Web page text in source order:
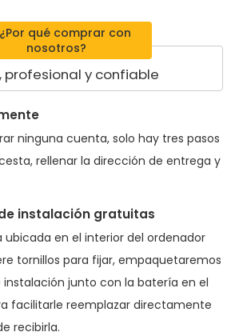
¿Por qué comprar con
nosotros?
profesional y confiable
ninguna cuenta, solo hay tres pasos
rellenar la dirección de entrega y
instalación gratuitas
ubicada en el interior del ordenador
tornillos para fijar, empaquetaremos
junto con la batería en el
facilitarle reemplazar directamente
recibirla.